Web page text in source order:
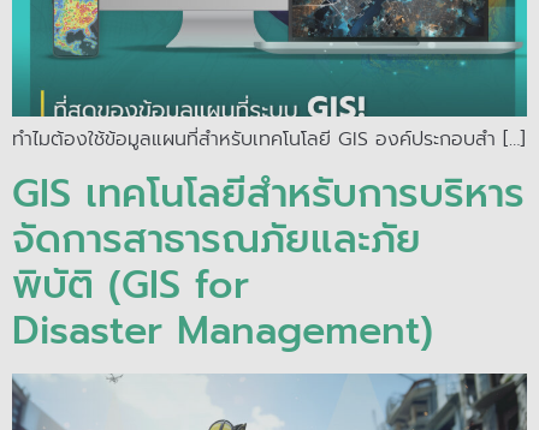
ทำไมต้องใช้ข้อมูลแผนที่สำหรับเทคโนโลยี GIS องค์ประกอบสำ […]
GIS เทคโนโลยีสำหรับการบริหาร
จัดการสาธารณภัยและภัย
พิบัติ (GIS for
Disaster Management)